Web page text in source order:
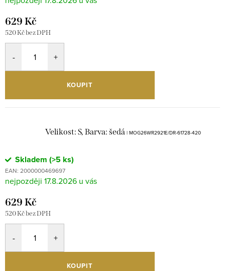
629 Kč
520 Kč bez DPH
KOUPIT
Velikost: S, Barva: šedá | MOG26WR2921E/DR-61728-420
Skladem (>5 ks)
EAN: 2000000469697
17.8.2026
629 Kč
520 Kč bez DPH
KOUPIT